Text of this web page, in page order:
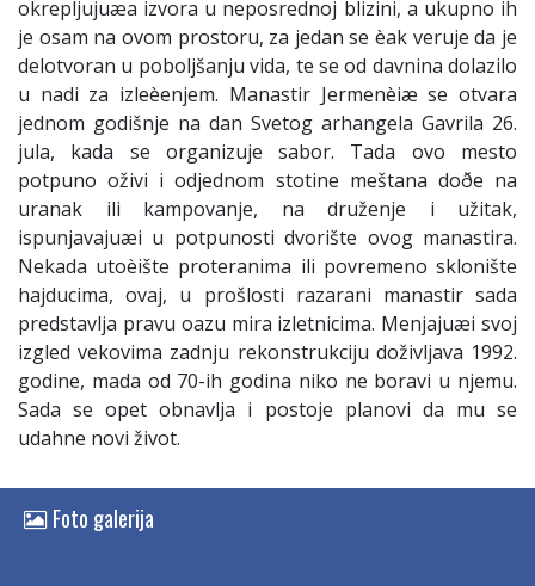
okrepljujuæa izvora u neposrednoj blizini, a ukupno ih
je osam na ovom prostoru, za jedan se èak veruje da je
delotvoran u poboljšanju vida, te se od davnina dolazilo
u nadi za izleèenjem. Manastir Jermenèiæ se otvara
jednom godišnje na dan Svetog arhangela Gavrila 26.
jula, kada se organizuje sabor. Tada ovo mesto
potpuno oživi i odjednom stotine meštana doðe na
uranak ili kampovanje, na druženje i užitak,
ispunjavajuæi u potpunosti dvorište ovog manastira.
Nekada utoèište proteranima ili povremeno sklonište
hajducima, ovaj, u prošlosti razarani manastir sada
predstavlja pravu oazu mira izletnicima. Menjajuæi svoj
izgled vekovima zadnju rekonstrukciju doživljava 1992.
godine, mada od 70-ih godina niko ne boravi u njemu.
Sada se opet obnavlja i postoje planovi da mu se
udahne novi život.
Foto galerija